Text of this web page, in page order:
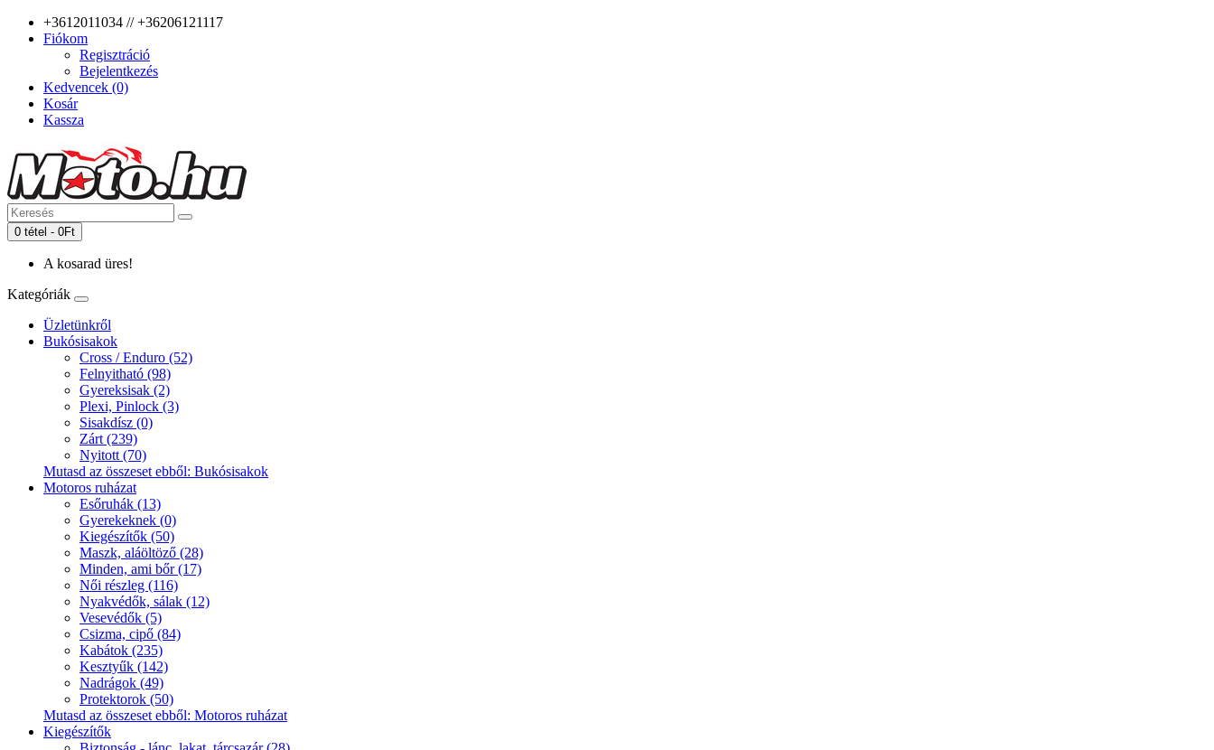
+3612011034 // +36206121117
Fiókom
Regisztráció
Bejelentkezés
Kedvencek (0)
Kosár
Kassza
0 tétel - 0Ft
A kosarad üres!
Kategóriák
Üzletünkről
Bukósisakok
Cross / Enduro (52)
Felnyitható (98)
Gyereksisak (2)
Plexi, Pinlock (3)
Sisakdísz (0)
Zárt (239)
Nyitott (70)
Mutasd az összeset ebből: Bukósisakok
Motoros ruházat
Esőruhák (13)
Gyerekeknek (0)
Kiegészítők (50)
Maszk, aláöltöző (28)
Minden, ami bőr (17)
Női részleg (116)
Nyakvédők, sálak (12)
Vesevédők (5)
Csizma, cipő (84)
Kabátok (235)
Kesztyűk (142)
Nadrágok (49)
Protektorok (50)
Mutasd az összeset ebből: Motoros ruházat
Kiegészítők